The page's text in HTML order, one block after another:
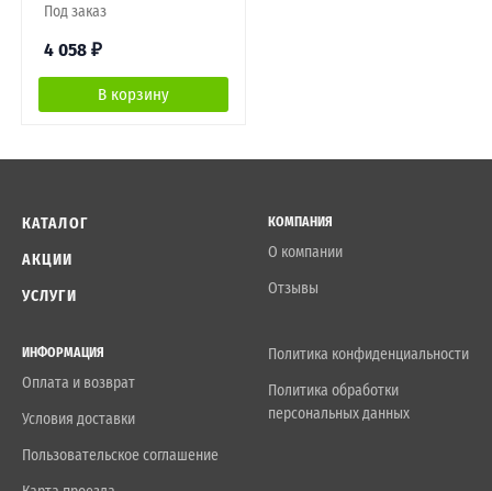
Под заказ
4 058 ₽
В корзину
КАТАЛОГ
АКЦИИ
УСЛУГИ
КОМПАНИЯ
О компании
Отзывы
ИНФОРМАЦИЯ
Оплата и возврат
Условия доставки
Пользовательское соглашение
Политика конфиденциальности
Политика обработки
персональных данных